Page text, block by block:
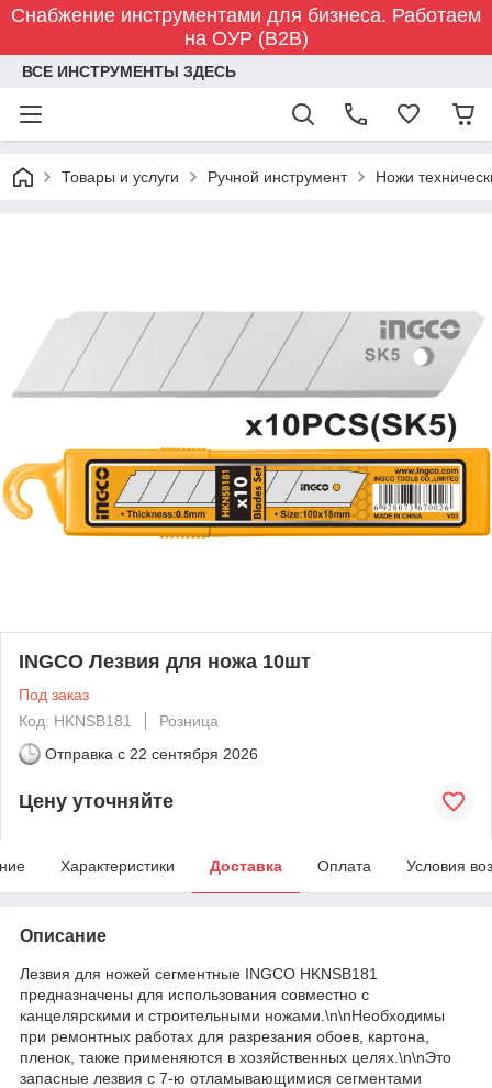
Снабжение инструментами для бизнеса. Работаем
на ОУР (B2B)
ВСЕ ИНСТРУМЕНТЫ ЗДЕСЬ
Товары и услуги Ручной инструмент Ножи
INGCO Лезвия для ножа 10шт
Под заказ
Код: HKNSB181
Розница
Отправка с 22 сентября 2026
Цену уточняйте
Характеристики Доставка Оплата Условия
Описание
Лезвия для ножей сегментные INGCO HKNSB181
предназначены для использования совместно с
канцелярскими и строительными ножами.\n\nНеобходимы
при ремонтных работах для разрезания обоев, картона,
пленок, также применяются в хозяйственных целях.\n\nЭто
запасные лезвия с 7-ю отламывающимися сегментами